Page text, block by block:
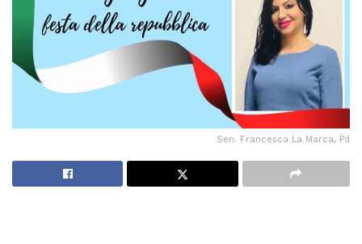
Sen. Francesca La Marca, Pd